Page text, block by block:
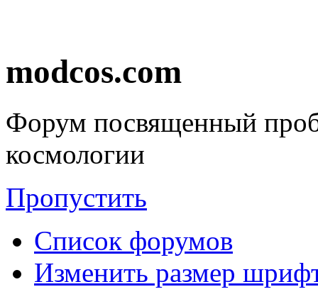
modcos.com
Форум посвященный
космологии
Пропустить
Список форумов
Изменить размер